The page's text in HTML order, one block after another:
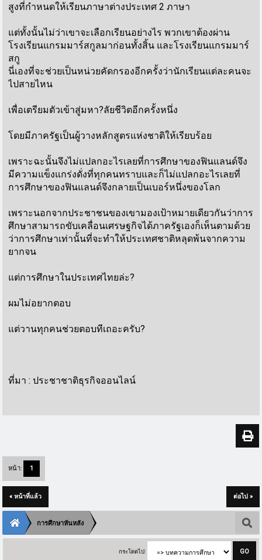
สูงที่กำหนดให้เรียนภาษาต่างประเทศ 2 ภาษา
แต่ทั้งนั้นไม่ว่าเขาจะเลือกเรียนอย่างไร พวกเขาต้องผ่าน
โรงเรียนแกรมมาร์สกูลมาก่อนทั้งสิ้น และโรงเรียนแกรมมาร์
สกู
นี่เองที่จะช่วยเป็นหน่วยคัดกรองอีกครั้งว่านักเรียนแต่ละคนจะ
ไปสายไหน
เพื่อเตรียมตัวเข้าสู่มหา?ลัยชีวิตอีกครั้งหนึ่ง
โดยมีภาครัฐเป็นผู้วางหลักสูตรแห่งชาติให้เรียบร้อย
เพราะฉะนั้นจึงไม่แปลกอะไรเลยที่การศึกษาของฟินแลนด์จึง
มีความแข็งแกร่งดั่งที่ทุกคนทราบและก็ไม่แปลกอะไรเลยที่
การศึกษาของฟินแลนด์จึงกลายเป็นเบอร์หนึ่งของโลก
เพราะนอกจากประชาชนของเขามองเป้าหมายเดียวกันว่าการ
ศึกษาสามารถขับเคลื่อนเศรษฐกิจได้ภาครัฐเองก็เห็นตามด้วย
ว่าการศึกษาเท่านั้นที่จะทำให้ประเทศชาติหลุดพ้นจากความ
ยากจน
แต่การศึกษาในประเทศไทยล่ะ?
ผมไม่อยากตอบ
แต่วานทุกคนช่วยตอบทีเถอะครับ?
ที่มา : ประชาชาติธุรกิจออนไลน์
หน้า: 1
« หน้าที่แล้ว ต่อไป »
การศึกษาหันหลัง
กระโดดไป: